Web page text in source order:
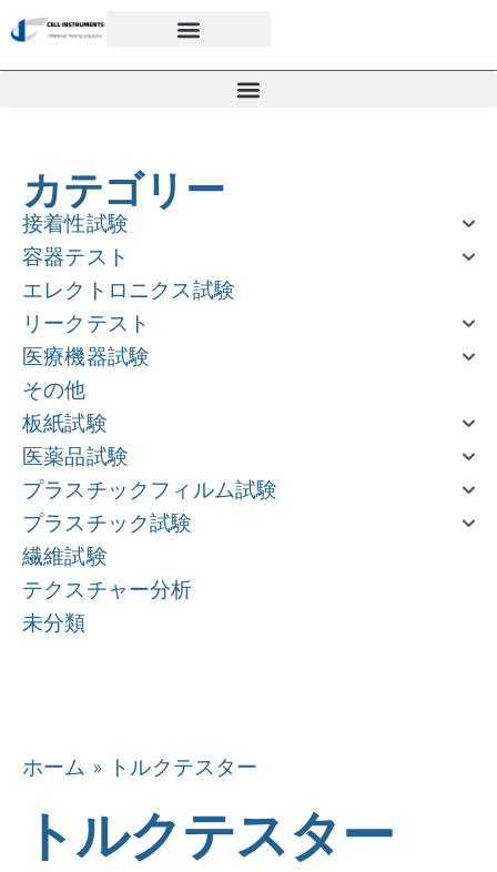
カテゴリー
接着性試験
容器テスト
エレクトロニクス試験
リークテスト
医療機器試験
その他
板紙試験
医薬品試験
プラスチックフィルム試験
プラスチック試験
繊維試験
テクスチャー分析
未分類
ホーム » トルクテスター
トルクテスター